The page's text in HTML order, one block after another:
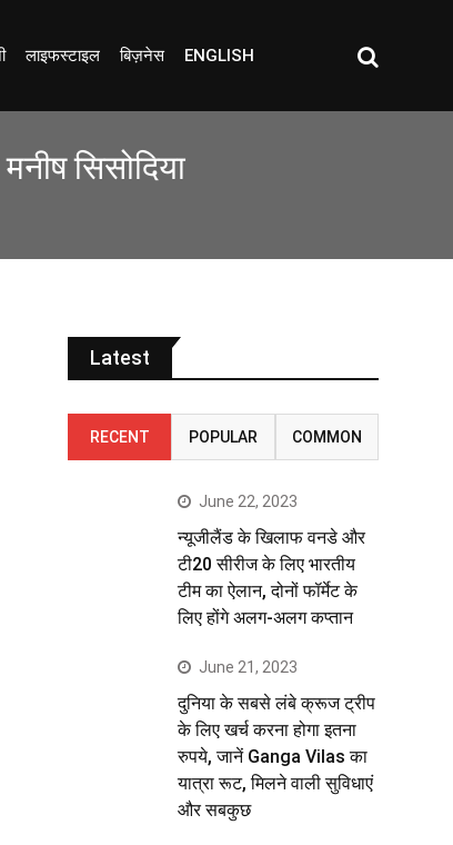
लाइफस्टाइल बिज़नेस ENGLISH
सिसोदिया
Latest
RECENT POPULAR COMMON
June 22, 2023
न्यूजीलैंड के खिलाफ वनडे और
टी20 सीरीज के लिए भारतीय
टीम का ऐलान, दोनों फॉर्मेट के
लिए होंगे अलग-अलग कप्तान
June 21, 2023
दुनिया के सबसे लंबे क्रूज ट्रीप
के लिए खर्च करना होगा इतना
रुपये, जानें Ganga Vilas का
यात्रा रूट, मिलने वाली सुविधाएं
और सबकुछ